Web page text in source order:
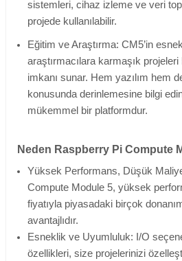
sistemleri, cihaz izleme ve veri
projede kullanılabilir.
Eğitim ve Araştırma: CM5’in
araştırmacılara karmaşık
imkanı sunar. Hem yazılım hem
konusunda derinlemesine bilgi
mükemmel bir platformdur.
Neden Raspberry Pi Compute
Yüksek Performans, Düşük
Compute Module 5, yüksek
fiyatıyla piyasadaki birçok
avantajlıdır.
Esneklik ve Uyumluluk: I/O
özellikleri, size projelerinizi